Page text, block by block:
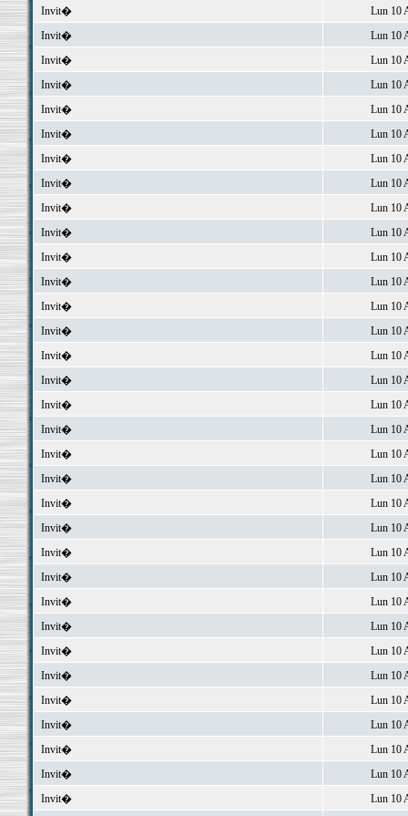
Invit�
Lun 10
Invit�
Lun 10
Invit�
Lun 10
Invit�
Lun 10
Invit�
Lun 10
Invit�
Lun 10
Invit�
Lun 10
Invit�
Lun 10
Invit�
Lun 10
Invit�
Lun 10
Invit�
Lun 10
Invit�
Lun 10
Invit�
Lun 10
Invit�
Lun 10
Invit�
Lun 10
Invit�
Lun 10
Invit�
Lun 10
Invit�
Lun 10
Invit�
Lun 10
Invit�
Lun 10
Invit�
Lun 10
Invit�
Lun 10
Invit�
Lun 10
Invit�
Lun 10
Invit�
Lun 10
Invit�
Lun 10
Invit�
Lun 10
Invit�
Lun 10
Invit�
Lun 10
Invit�
Lun 10
Invit�
Lun 10
Invit�
Lun 10
Invit�
Lun 10